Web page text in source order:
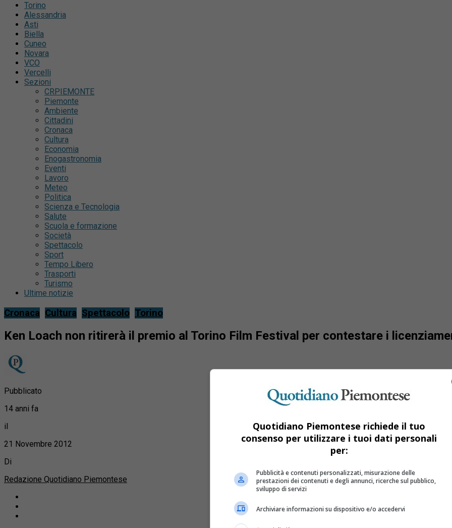
Torino
Alessandria
Asti
Biella
Cuneo
Novara
VCO
Vercelli
Sezioni
CRPIEMONTE
Piemonte
Ambiente
Cittadini
Cronaca
Cultura
Economia
Enogastronomia
Eventi
Lavoro
Meteo
Politica
Scienza e Tecnologia
Salute
Scuola e formazione
Società
Spettacolo
Sport
Tempo Libero
Trasporti
Turismo
Ultime notizie
Cronaca Cultura Spettacolo Torino
Ken Loach non ritirerà il premio al Torino Film Festival per contestare i
Pubblicato
14 anni fa
il
21 Novembre 2012
Di
Redazione Quotidiano Piemontese
Quotidiano Piemontese richiede il tuo
consenso per utilizzare i tuoi dati personali
per:
Pubblicità e contenuti personalizzati, misurazione delle
prestazioni dei contenuti e degli annunci, ricerche sul pubblico,
sviluppo di servizi
Archiviare informazioni su dispositivo e/o accedervi